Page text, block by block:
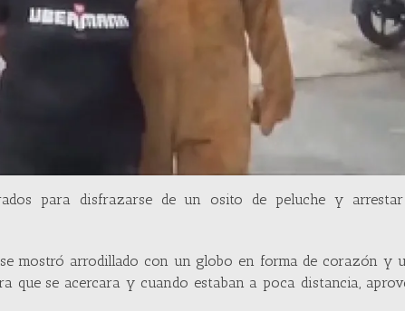
para disfrazarse de un osito de peluche y
mostró arrodillado con un globo en forma de corazón y
que se acercara y cuando estaban a poca distancia,